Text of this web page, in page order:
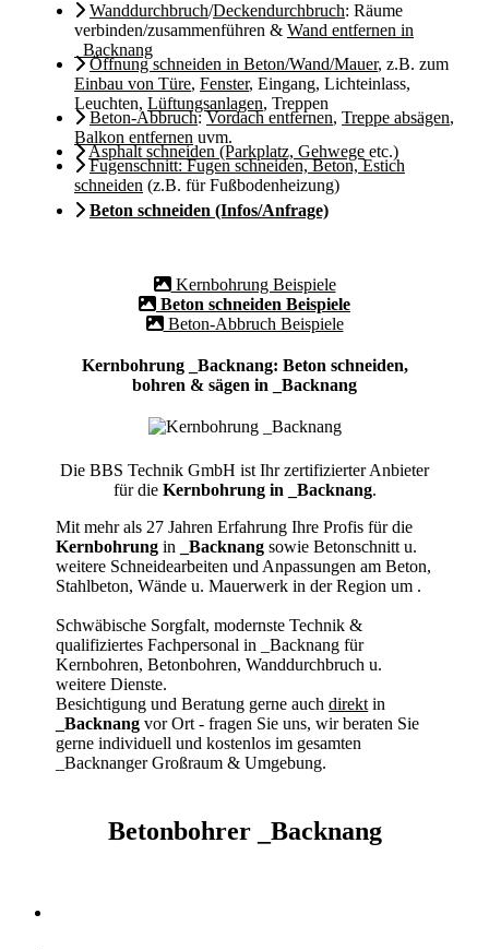
Wanddurchbruch/Deckendurchbruch: Räume
verbinden/zusammenführen & Wand entfernen in
_Backnang
Öffnung schneiden in Beton/Wand/Mauer, z.B. zum
Einbau von Türe, Fenster, Eingang, Lichteinlass,
Leuchten, Lüftungsanlagen, Treppen
Beton-Abbruch:Vordach entfernen, Treppe absägen,
Balkon entfernen uvm.
Asphalt schneiden (Parkplatz, Gehwege etc.)
Fugenschnitt: Fugen schneiden, Beton, Estich
schneiden (z.B. für Fußbodenheizung)
Beton schneiden (Infos/Anfrage)
Kernbohrung Beispiele
Beton schneiden Beispiele
Beton-Abbruch Beispiele
Kernbohrung _Backnang: Beton schneiden,
bohren & sägen in _Backnang
Die BBS Technik GmbH ist Ihr zertifizierter Anbieter
für die Kernbohrung in _Backnang.
Mit mehr als 27 Jahren Erfahrung Ihre Profis für die
Kernbohrung in _Backnang sowie Betonschnitt u.
weitere Schneidearbeiten und Anpassungen am Beton,
Stahlbeton, Wände u. Mauerwerk in der Region um .
Schwäbische Sorgfalt, modernste Technik &
qualifiziertes Fachpersonalin _Backnang für
Kernbohren, Betonbohren, Wanddurchbruch u.
weitere Dienste.
Besichtigung und Beratung gerne auchdirekt in
_Backnang vor Ort - fragen Sie uns, wir beraten Sie
gerne individuell und kostenlos im gesamten
_Backnanger Großraum & Umgebung.
Betonbohrer _Backnang